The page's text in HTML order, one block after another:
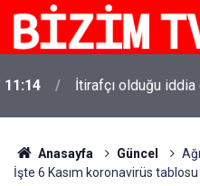
11:14 İtirafçı olduğu
Anasayfa Güncel
İşte 6 Kasım koronavirüs tablosu